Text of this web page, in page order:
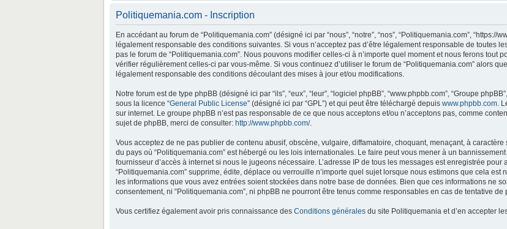
Politiquemania.com - Inscription
En accédant au forum de “Politiquemania.com” (désigné ici par “nous”, “notre”, “nos”, “Politiquemania.com”, “https://
légalement responsable des conditions suivantes. Si vous n’acceptez pas d’être légalement responsable de toutes
pas le forum de “Politiquemania.com”. Nous pouvons modifier celles-ci à n’importe quel moment et nous ferons tout
vérifier régulièrement celles-ci par vous-même. Si vous continuez d’utiliser le forum de “Politiquemania.com” alors
légalement responsable des conditions découlant des mises à jour et/ou modifications.
Notre forum est de type phpBB (désigné ici par “ils”, “eux”, “leur”, “logiciel phpBB”, “www.phpbb.com”, “Groupe
sous la licence “General Public License” (désigné ici par “GPL”) et qui peut être téléchargé depuis www.phpbb.com.
sur internet. Le groupe phpBB n’est pas responsable de ce que nous acceptons et/ou n’acceptons pas, comme
sujet de phpBB, merci de consulter: http://www.phpbb.com/.
Vous acceptez de ne pas publier de contenu abusif, obscène, vulgaire, diffamatoire, choquant, menaçant, à
du pays où “Politiquemania.com” est hébergé ou les lois internationales. Le faire peut vous mener à un
fournisseur d’accès à internet si nous le jugeons nécessaire. L’adresse IP de tous les messages est enregistrée
“Politiquemania.com” supprime, édite, déplace ou verrouille n’importe quel sujet lorsque nous estimons que cela est
les informations que vous avez entrées soient stockées dans notre base de données. Bien que ces informations ne
consentement, ni “Politiquemania.com”, ni phpBB ne pourront être tenus comme responsables en cas de tentative
Vous certifiez également avoir pris connaissance des Conditions générales du site Politiquemania et d’en accepter